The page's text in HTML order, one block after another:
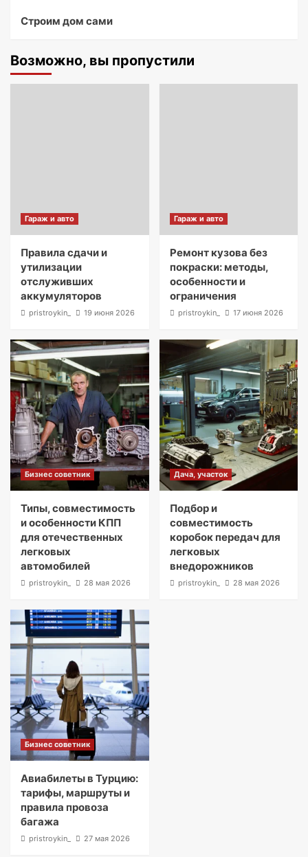
Строим дом сами
Возможно, вы пропустили
Гараж и авто
Правила сдачи и
утилизации
отслуживших
аккумуляторов
pristroykin_ 19 июня 2026
Гараж и авто
Ремонт кузова без
покраски: методы,
особенности и
ограничения
pristroykin_ 17 июня 2026
Бизнес советник
Типы, совместимость
и особенности КПП
для отечественных
легковых
автомобилей
pristroykin_ 28 мая 2026
Дача, участок
Подбор и
совместимость
коробок передач для
легковых
внедорожников
pristroykin_ 28 мая 2026
Бизнес советник
Авиабилеты в Турцию:
тарифы, маршруты и
правила провоза
багажа
pristroykin_ 27 мая 2026